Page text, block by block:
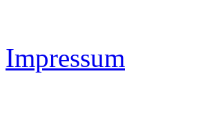
Impressum